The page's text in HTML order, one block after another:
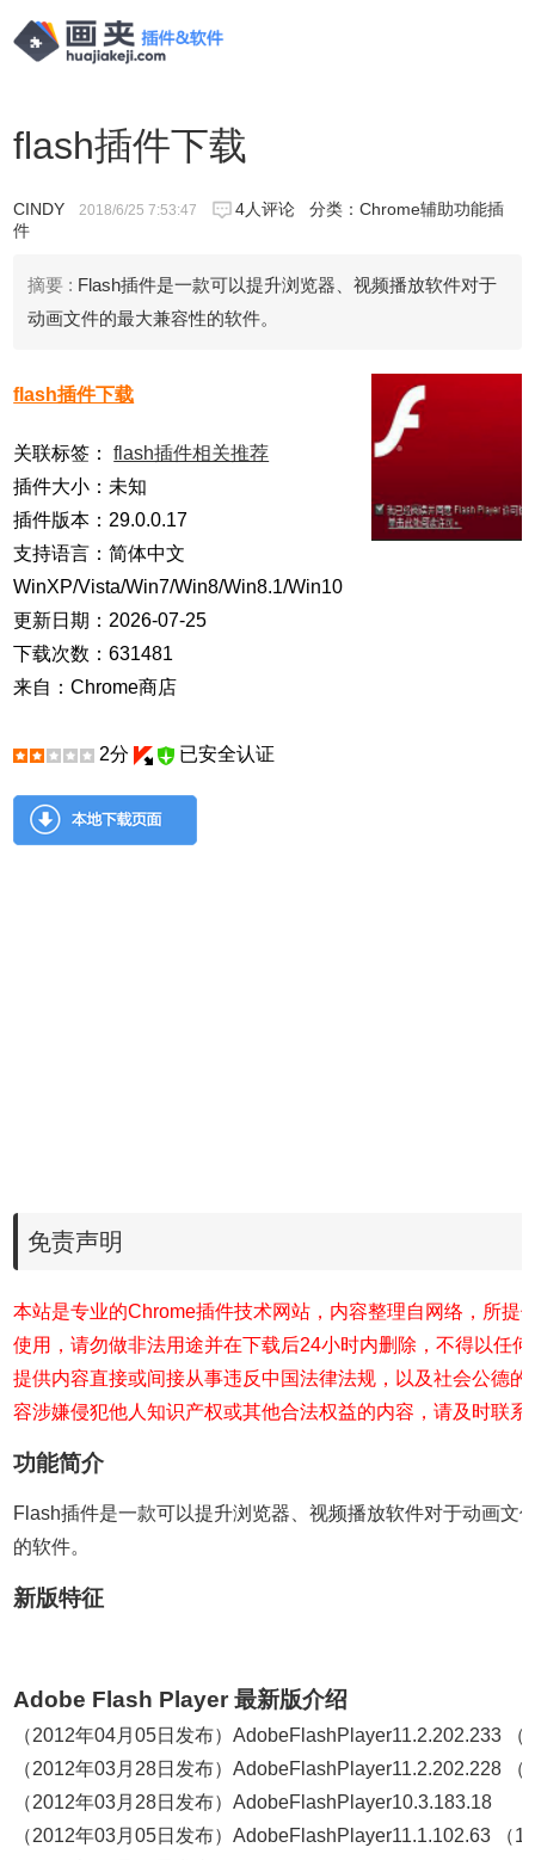
flash插件下载
CINDY 2018/6/25 7:53:47 4人评论 分类：Chrome辅助功能插
件
摘要 : Flash插件是一款可以提升浏览器、视频播放软件对于
动画文件的最大兼容性的软件。
flash插件下载
关联标签：
flash插件相关推荐
插件大小：未知
插件版本：29.0.0.17
支持语言：简体中文
WinXP/Vista/Win7/Win8/Win8.1/Win10
更新日期：2026-07-25
下载次数：631481
来自：Chrome商店
2分 已安全认证
免责声明
本站是专业的Chrome插件技术网站，内容整理自网络，所提
使用，请勿做非法用途并在下载后24小时内删除，不得以任
提供内容直接或间接从事违反中国法律法规，以及社会公德
容涉嫌侵犯他人知识产权或其他合法权益的内容，请及时联系
功能简介
Flash插件是一款可以提升浏览器、视频播放软件对于动画文
的软件。
新版特征
Adobe Flash Player 最新版介绍
（2012年04月05日发布）AdobeFlashPlayer11.2.202.233 （
（2012年03月28日发布）AdobeFlashPlayer11.2.202.228 （
（2012年03月28日发布）AdobeFlashPlayer10.3.183.18 （
（2012年03月05日发布）AdobeFlashPlayer11.1.102.63 （